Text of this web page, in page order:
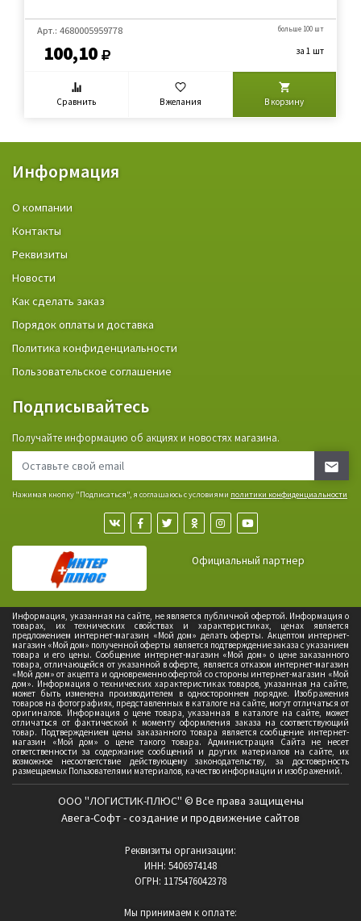
Арт.: 4680005959778
100,10
больше 100 шт
за 1 шт
Сравнить В желания В корзину
Информация
О компании
Контакты
Реквизиты
Новости
Как сделать заказ
Порядок оплаты и доставка
Политика конфиденциальности
Пользовательское соглашение
Подписывайтесь
Получайте информацию об акциях и новостях магазина.
Нажимая кнопку "Подписаться", я соглашаюсь с условиями политики конфиденциальности
Официальный партнер
Информация, указанная на сайте, не является публичной офертой. Информация о
товарах, их технических свойствах и характеристиках, ценах является
предложением интернет-магазин «Мой дом» делать оферты. Акцептом интернет-
магазин «Мой дом» полученной оферты является подтверждение заказа с указанием
товара и его цены. Сообщение интернет-магазин «Мой дом» о цене заказанного
товара, отличающейся от указанной в оферте, является отказом интернет-магазин
«Мой дом» от акцепта и одновременно офертой со стороны интернет-магазин «Мой
дом». Информация о технических характеристиках товаров, указанная на сайте,
может быть изменена производителем в одностороннем порядке. Изображения
товаров на фотографиях, представленных в каталоге на сайте, могут отличаться от
оригиналов. Информация о цене товара, указанная в каталоге на сайте, может
отличаться от фактической к моменту оформления заказа на соответствующий
товар. Подтверждением цены заказанного товара является сообщение интернет-
магазин «Мой дом» о цене такого товара. Администрация Сайта не несет
ответственности за содержание сообщений и других материалов на сайте, их
возможное несоответствие действующему законодательству, за достоверность
размещаемых Пользователями материалов, качество информации и изображений.
ООО "ЛОГИСТИК-ПЛЮС" © Все права защищены
Авега-Софт - создание и продвижение сайтов
Реквизиты организации:
ИНН: 5406974148
ОГРН: 1175476042378
Мы принимаем к оплате: